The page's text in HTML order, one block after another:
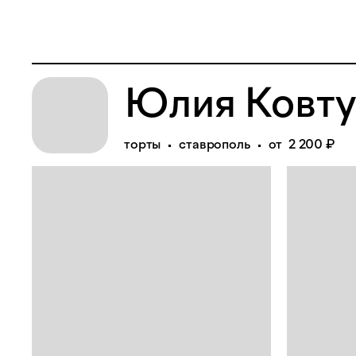
Юлия
торты ставрополь от 2 200 ₽